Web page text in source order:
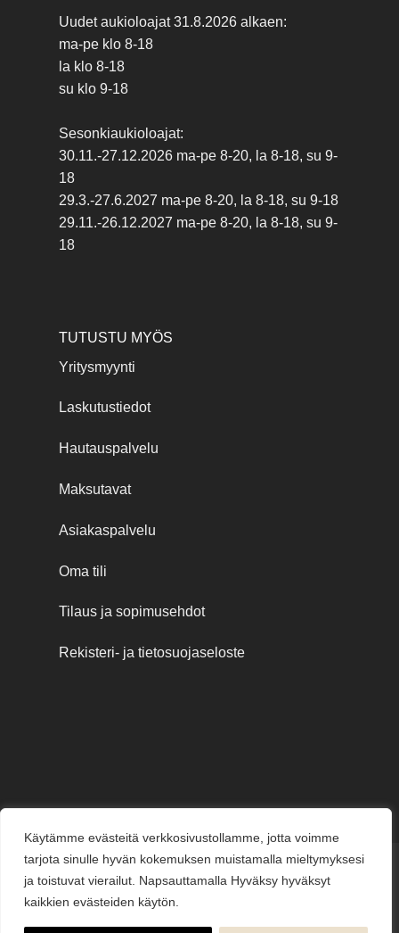
Käytämme evästeitä verkkosivustollamme, jotta voimme
tarjota sinulle hyvän kokemuksen muistamalla mieltymyksesi
ja toistuvat vierailut. Napsauttamalla Hyväksy hyväksyt
kaikkien evästeiden käytön.
Uudet aukioloajat 31.8.2026 alkaen:
ma-pe klo 8-18
la klo 8-18
su klo 9-18
Sesonkiaukioloajat:
30.11.-27.12.2026 ma-pe 8-20, la 8-18, su 9-
18
29.3.-27.6.2027 ma-pe 8-20, la 8-18, su 9-18
29.11.-26.12.2027 ma-pe 8-20, la 8-18, su 9-
18
TUTUSTU MYÖS
Yritysmyynti
Laskutustiedot
Hautauspalvelu
Maksutavat
Asiakaspalvelu
Oma tili
Tilaus ja sopimusehdot
Rekisteri- ja tietosuojaseloste
Credit
MasterCard
Visa
Visa
KUKKAKAUPPA